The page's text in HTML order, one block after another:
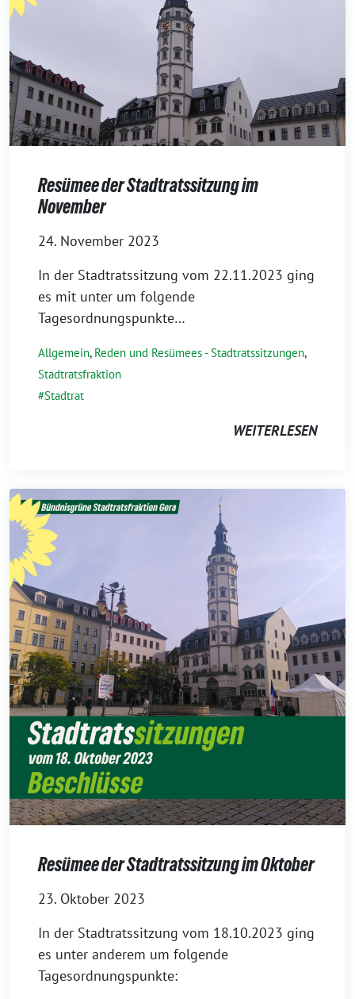
Resümee der Stadtratssitzung im
November
24. November 2023
In der Stadtratssitzung vom 22.11.2023 ging
es mit unter um folgende
Tagesordnungspunkte…
Allgemein, Reden und Resümees - Stadtratssitzungen,
Stadtratsfraktion
Stadtrat
WEITERLESEN
Resümee der Stadtratssitzung im Oktober
23. Oktober 2023
In der Stadtratssitzung vom 18.10.2023 ging
es unter anderem um folgende
Tagesordnungspunkte: